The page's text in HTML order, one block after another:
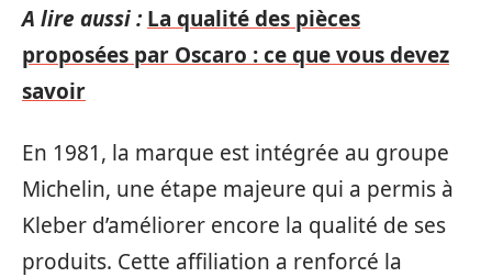
A lire aussi : La qualité des pièces
proposées par Oscaro : ce que vous devez
savoir
En 1981, la marque est intégrée au groupe
Michelin, une étape majeure qui a permis à
Kleber d’améliorer encore la qualité de ses
produits. Cette affiliation a renforcé la